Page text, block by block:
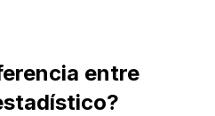
entre